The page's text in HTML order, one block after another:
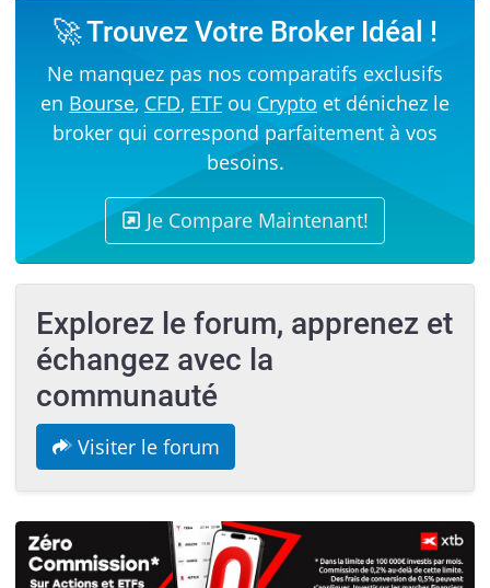
🚀 Trouvez Votre Broker Idéal !
Ne manquez pas nos comparatifs exclusifs
en Bourse, CFD, ETF ou Crypto et dénichez le
broker qui correspond parfaitement à vos
besoins.
Je Compare Maintenant!
Explorez le forum, apprenez et
échangez avec la
communauté
Visiter le forum